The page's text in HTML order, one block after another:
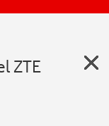
ZTE